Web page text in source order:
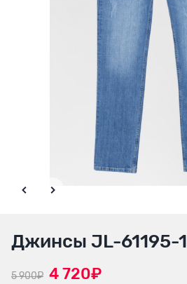
Джинсы JL-61195-1
5 900₽ 4 720₽